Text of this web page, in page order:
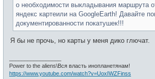
о необходимости выкладывания маршрута
яндекс картеили на GoogleEarth! Давайте
документированности покатушек!!!
Я бы не прочь, но карты у меня дико глючат.
Power to the aliens\Вся власть инопланетянам!
https://www.youtube.com/watch?v=UoxIWZFinss